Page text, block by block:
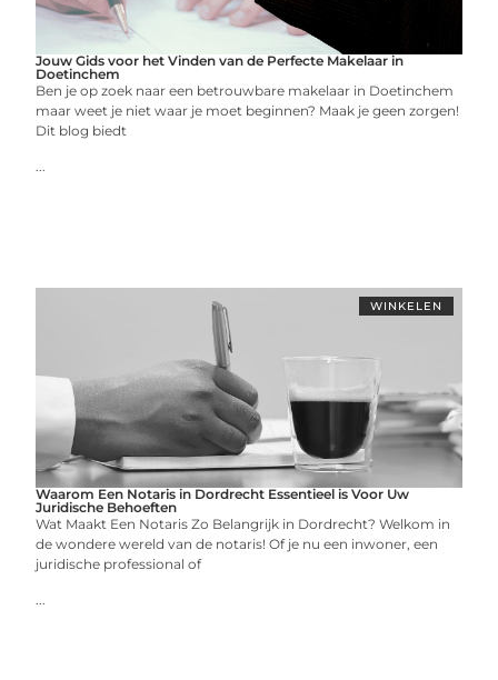
Jouw Gids voor het Vinden van de Perfecte Makelaar in
Doetinchem
Ben je op zoek naar een betrouwbare makelaar in Doetinchem
maar weet je niet waar je moet beginnen? Maak je geen zorgen!
Dit blog biedt
...
WINKELEN
Waarom Een Notaris in Dordrecht Essentieel is Voor Uw
Juridische Behoeften
Wat Maakt Een Notaris Zo Belangrijk in Dordrecht? Welkom in
de wondere wereld van de notaris! Of je nu een inwoner, een
juridische professional of
...